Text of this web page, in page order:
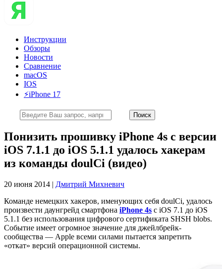
Инструкции
Обзоры
Новости
Сравнение
macOS
IOS
⚡️iPhone 17
Понизить прошивку iPhone 4s с версии
iOS 7.1.1 до iOS 5.1.1 удалось хакерам
из команды doulCi (видео)
20 июня 2014 | Дмитрий Михневич
Команде немецких хакеров, именующих себя doulCi, удалось
произвести даунгрейд смартфона iPhone 4s с iOS 7.1 до iOS
5.1.1 без использования цифрового сертификата SHSH blobs.
Событие имеет огромное значение для джейлбрейк-
сообщества — Apple всеми силами пытается запретить
«откат» версий операционной системы.